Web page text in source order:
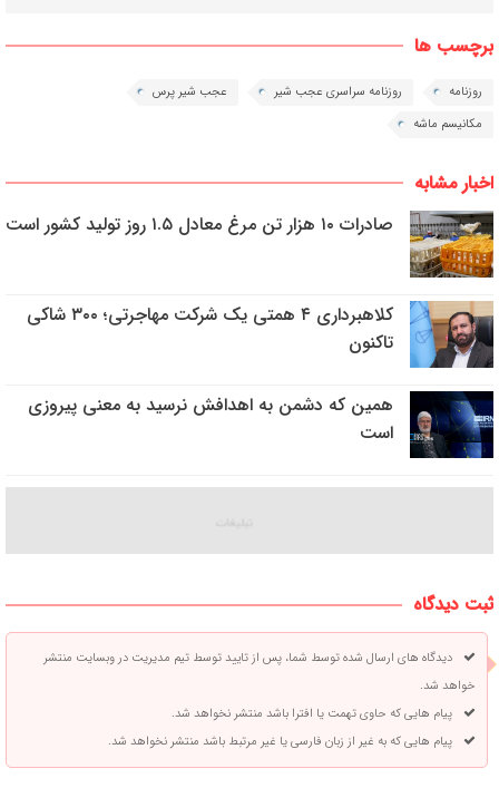
برچسب ها
روزنامه روزنامه سراسری عجب شیر
عجب شیر پرس
مکانیسم ماشه
اخبار مشابه
صادرات ۱۰ هزار تن مرغ معادل ۱.۵ روز تولید کشور است
کلاهبرداری ۴ همتی یک شرکت مهاجرتی؛ ۳۰۰ شاکی
تاکنون
همین که دشمن به اهدافش نرسید به معنی پیروزی
است
ثبت دیدگاه
دیدگاه های ارسال شده توسط شما، پس از تایید توسط تیم مدیریت در وبسایت منتشر
خواهد شد.
پیام هایی که حاوی تهمت یا افترا باشد منتشر نخواهد شد.
پیام هایی که به غیر از زبان فارسی یا غیر مرتبط باشد منتشر نخواهد شد.